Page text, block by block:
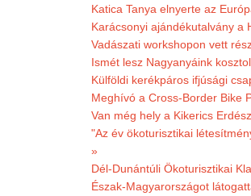
Katica Tanya elnyerte az
Karácsonyi ajándékutalvány a
Vadászati workshopon vett
Ismét lesz Nagyanyáink
Külföldi kerékpáros ifjúsági
Meghívó a Cross-Border Bike
Van még hely a Kikerics
"Az év ökoturisztikai
»
Dél-Dunántúli Ökoturisztikai
Észak-Magyarországot